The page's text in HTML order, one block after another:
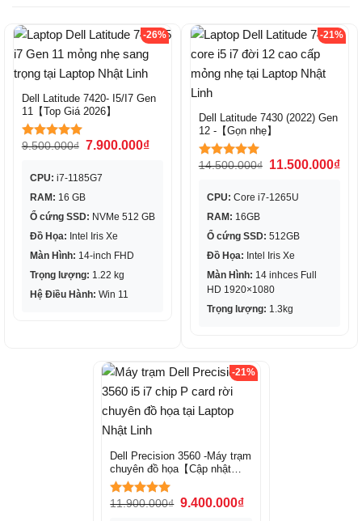
-26%
Dell Latitude 7420- I5/I7 Gen
11【Top Giá 2026】
Được xếp
5 sao
9.500.000₫ 7.900.000₫
CPU: i7-1185G7
RAM: 16 GB
Ổ cứng SSD: NVMe 512 GB
Đồ Họa: Intel Iris Xe
Màn Hình: 14-inch FHD
Trọng lượng: 1.22 kg
Hệ Điều Hành: Win 11
-21%
Dell Latitude 7430 (2022) Gen
12 -【Gọn nhẹ】
Được xếp
5 sao
14.500.000₫ 11.500.000₫
CPU: Core i7-1265U
RAM: 16GB
Ổ cứng SSD: 512GB
Đồ Họa: Intel Iris Xe
Màn Hình: 14 inhces Full
HD 1920×1080
Trọng lượng: 1.3kg
-21%
Dell Precision 3560 -Máy trạm
chuyên đồ họa【Cập nhật
mới nhất】
Được xếp
11.900.000₫ 9.400.000₫